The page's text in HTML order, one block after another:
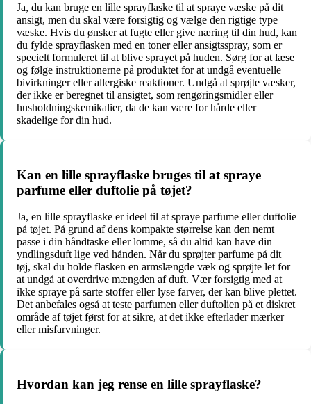
Ja, du kan bruge en lille sprayflaske til at spraye væske på dit
ansigt, men du skal være forsigtig og vælge den rigtige type
væske. Hvis du ønsker at fugte eller give næring til din hud, kan
du fylde sprayflasken med en toner eller ansigtsspray, som er
specielt formuleret til at blive sprayet på huden. Sørg for at læse
og følge instruktionerne på produktet for at undgå eventuelle
bivirkninger eller allergiske reaktioner. Undgå at sprøjte væsker,
der ikke er beregnet til ansigtet, som rengøringsmidler eller
husholdningskemikalier, da de kan være for hårde eller
skadelige for din hud.
Kan en lille sprayflaske bruges til at spraye
parfume eller duftolie på tøjet?
Ja, en lille sprayflaske er ideel til at spraye parfume eller duftolie
på tøjet. På grund af dens kompakte størrelse kan den nemt
passe i din håndtaske eller lomme, så du altid kan have din
yndlingsduft lige ved hånden. Når du sprøjter parfume på dit
tøj, skal du holde flasken en armslængde væk og sprøjte let for
at undgå at overdrive mængden af duft. Vær forsigtig med at
ikke spraye på sarte stoffer eller lyse farver, der kan blive plettet.
Det anbefales også at teste parfumen eller duftolien på et diskret
område af tøjet først for at sikre, at det ikke efterlader mærker
eller misfarvninger.
Hvordan kan jeg rense en lille sprayflaske?